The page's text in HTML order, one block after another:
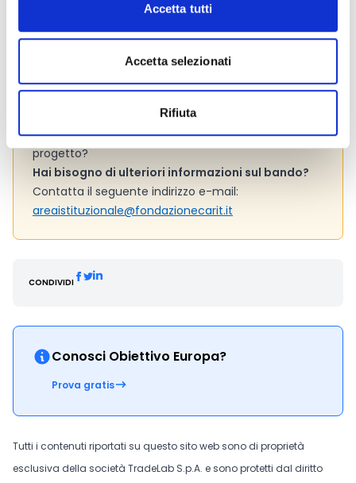
Accetta tutti
Accetta selezionati
Rifiuta
maggiormente in considerazione ai fini
dell'attribuzione del punteggio (Cfr. par. 5.1 del
Assicurati di aver compreso lemodalità di
erogazione del contributo(Cfr. par. 6, del bando).
Possiedi le risorse necessarie per far partire il
progetto?
Hai bisogno di ulteriori informazioni sul bando?
Contatta il seguente indirizzo e-mail:
areaistituzionale@fondazionecarit.it
CONDIVIDI
Conosci Obiettivo Europa?
Prova gratis
Tutti i contenuti riportati su questo sito web sono di proprietà
esclusiva della società TradeLab S.p.A. e sono protetti dal diritto